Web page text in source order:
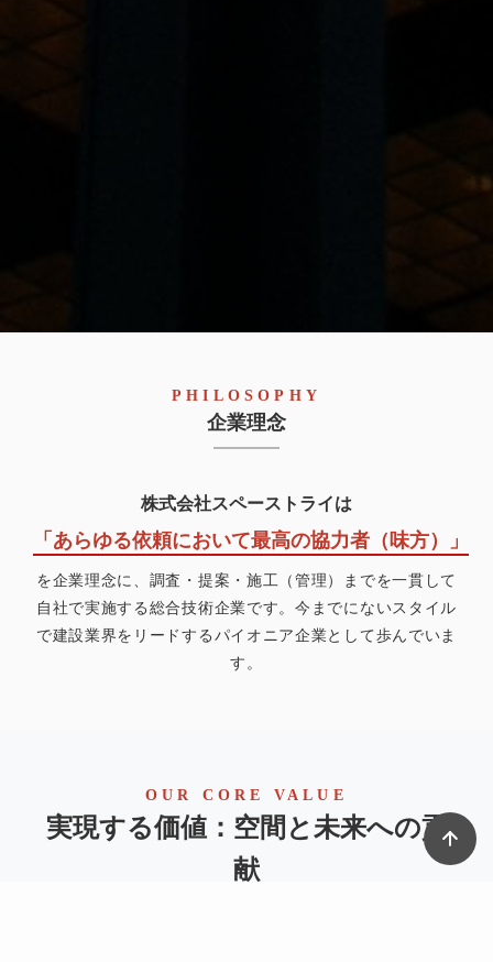
PHILOSOPHY
企業理念
株式会社スペーストライは
「あらゆる依頼において最高の協力者（味方）」
を企業理念に、調査・提案・施工（管理）までを一貫して
自社で実施する総合技術企業です。今までにないスタイル
で建設業界をリードするパイオニア企業として歩んでいま
す。
OUR CORE VALUE
実現する価値：空間と未来への貢
献